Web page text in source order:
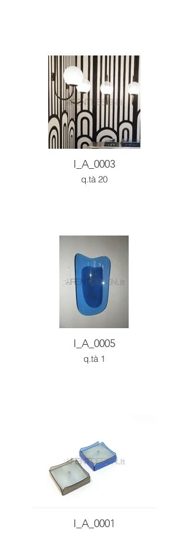
I_A_0003
q.tà 20
I_A_0005
q.tà 1
I_A_0001